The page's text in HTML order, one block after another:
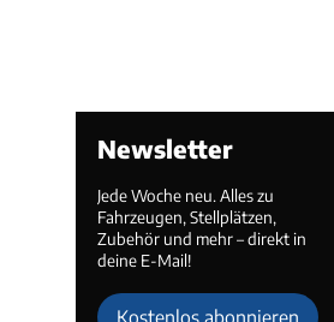
Newsletter
Jede Woche neu. Alles zu
Fahrzeugen, Stellplätzen,
Zubehör und mehr – direkt in
deine E-Mail!
Kostenlos abonnieren